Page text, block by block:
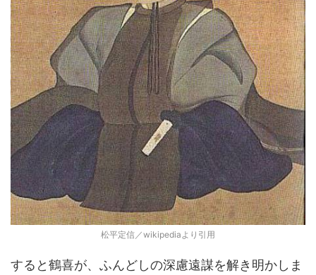
松平定信／wikipediaより引用
すると鶴喜が、ふんどしの深慮遠謀を解き明かしま